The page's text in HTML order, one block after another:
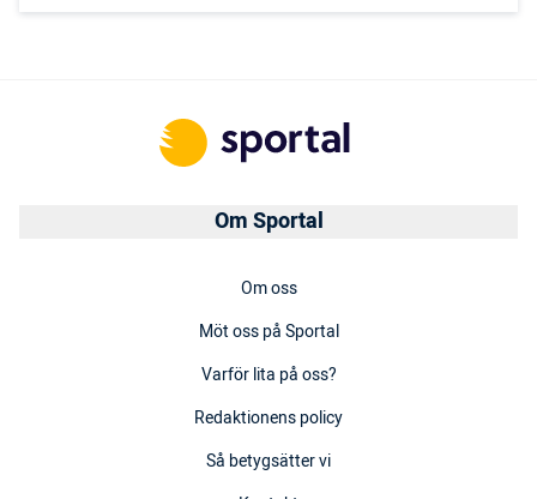
Om Sportal
Om oss
Möt oss på Sportal
Varför lita på oss?
Redaktionens policy
Så betygsätter vi